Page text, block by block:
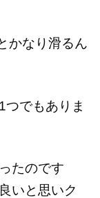
かなり滑るん
つでもありま
たのです
いと思いク